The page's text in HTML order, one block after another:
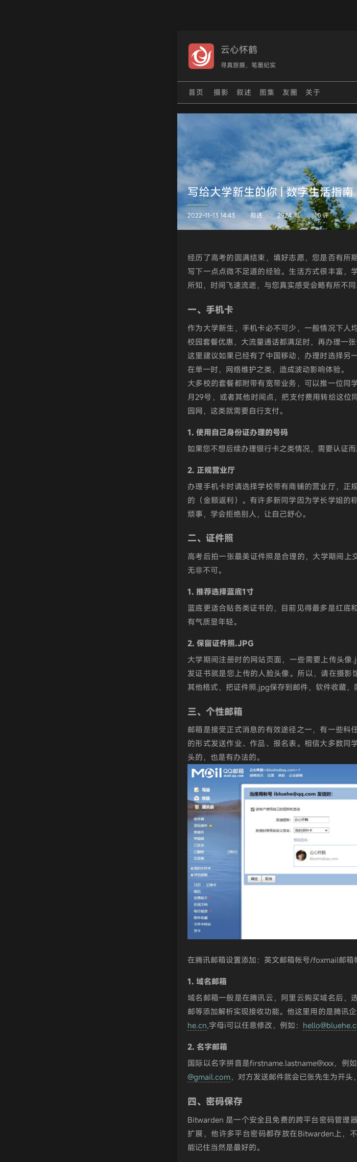
云心怀鹤
寻真旅摄，笔墨纪实
首页 摄影 叙述 图集 友圈 关于
写给大学新生的你 | 数字生活指
2022-11-13 14:43 • 叙述 • 2924 阅 • 10 评
经历了高考的圆满结束，填好志愿，您是否有所
写下一点点微不足道的经验。生活方式很丰富，
所知，时间飞速流逝，与您真实感受会略有所不同
一、手机卡
作为大学新生，手机卡必不可少，一般情况下人
校园套餐优惠，大流量通话都满足时，再办理一张
这里建议如果已经有了中国移动，办理时选择另
在单一时，网络维护之类，造成波动影响体验。
大多校的套餐都附带有宽带业务，可以推一位同
月29号，或者其他时间点，把支付费用转给这位
园网，这类就需要自行支付。
1. 使用自己身份证办理的号码
如果您不想后续办理银行卡之类情况，需要认证
2. 正规营业厅
办理手机卡时请选择学校带有商铺的营业厅，正
的（金额返利）。有许多新同学因为学长学姐的
烦事，学会拒绝别人，让自己舒心。
二、证件照
高考后拍一张最美证件照是合理的，大学期间上
无非不可。
1. 推荐选择蓝底1寸
蓝底更适合贴各类证书的，目前见得最多是红底
有气质显年轻。
2. 保留证件照.JPG
大学期间注册时的网站页面，一些需要上传头
发证书就是您上传的人脸头像。所以，请在摄
其他格式，把证件照.jpg保存到邮件，软件收藏，
三、个性邮箱
邮箱是接受正式消息的有效途径之一，有一些科
的形式发送作业、作品、报名表。相信大多数同
头的，也是有办法的。
在腾讯邮箱设置添加：英文邮箱帐号/foxmail邮箱
1. 域名邮箱
域名邮箱一般是在腾讯云，阿里云购买域名后，
邮等添加解析实现接收功能。他这里用的是腾讯
he.cn,字母i可以任意修改，例如：
2. 名字邮箱
国际以名字拼音是firstname.lastname@xxx，例
@gmail.com，对方发送邮件就会已张先生为开头
四、密码保存
Bitwarden 是一个安全且免费的跨平台密码管理
扩展，他许多平台密码都存放在Bitwarden上，
能记住当然是最好的。